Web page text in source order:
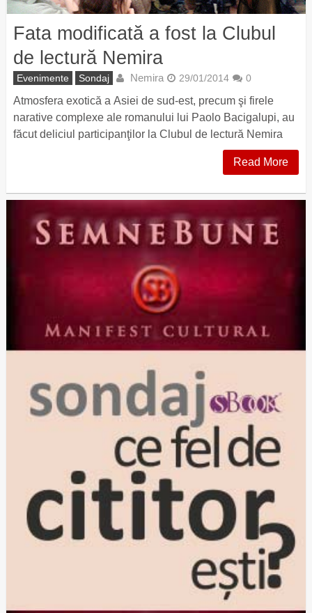
Fata modificată a fost la Clubul
de lectură Nemira
Evenimente Sondaj Nemira 29/01/2014 0
Atmosfera exotică a Asiei de sud-est, precum şi firele
narative complexe ale romanului lui Paolo Bacigalupi, au
făcut deliciul participanţilor la Clubul de lectură Nemira
Read More